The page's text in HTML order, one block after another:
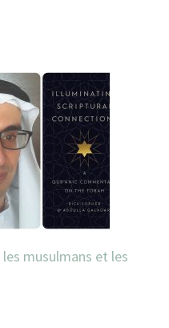
musulmans et les